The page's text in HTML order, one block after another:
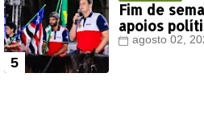
Fim de
apoios
Orleans
agosto 02,